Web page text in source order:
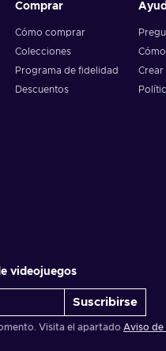
Comprar
Cómo comprar
Colecciones
Programa de fidelidad
Descuentos
Crear
videojuegos
Suscribirse
Visita el apartado Aviso de